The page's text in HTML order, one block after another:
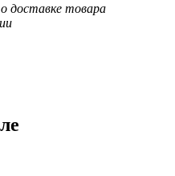
доставке товара